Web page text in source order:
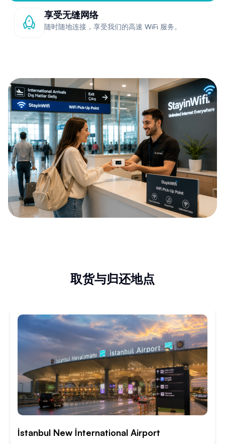
享受无缝网络
随时随地连接，享受我们的高速 WiFi 服务。
取货与归还地点
İstanbul New İnternational Airport